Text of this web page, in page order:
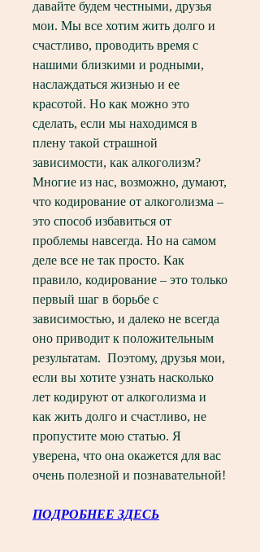
давайте будем честными, друзья
мои. Мы все хотим жить долго и
счастливо, проводить время с
нашими близкими и родными,
наслаждаться жизнью и ее
красотой. Но как можно это
сделать, если мы находимся в
плену такой страшной
зависимости, как алкоголизм?
Многие из нас, возможно, думают,
что кодирование от алкоголизма –
это способ избавиться от
проблемы навсегда. Но на самом
деле все не так просто. Как
правило, кодирование – это только
первый шаг в борьбе с
зависимостью, и далеко не всегда
оно приводит к положительным
результатам.  Поэтому, друзья мои,
если вы хотите узнать насколько
лет кодируют от алкоголизма и
как жить долго и счастливо, не
пропустите мою статью. Я
уверена, что она окажется для вас
очень полезной и познавательной!
ПОДРОБНЕЕ ЗДЕСЬ